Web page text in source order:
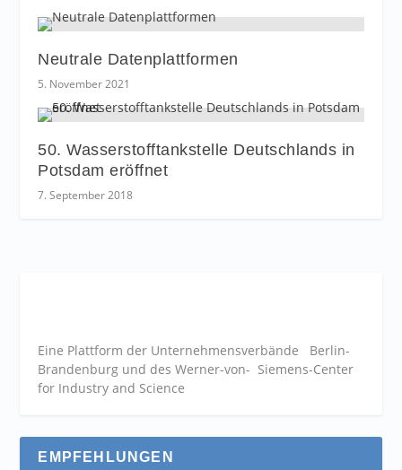
Neutrale Datenplattformen
5. November 2021
50. Wasserstofftankstelle Deutschlands in
Potsdam eröffnet
7. September 2018
Eine Plattform der Unternehmensverbände Berlin-
Brandenburg und des Werner-von- Siemens-Center
for Industry and Science
EMPFEHLUNGEN